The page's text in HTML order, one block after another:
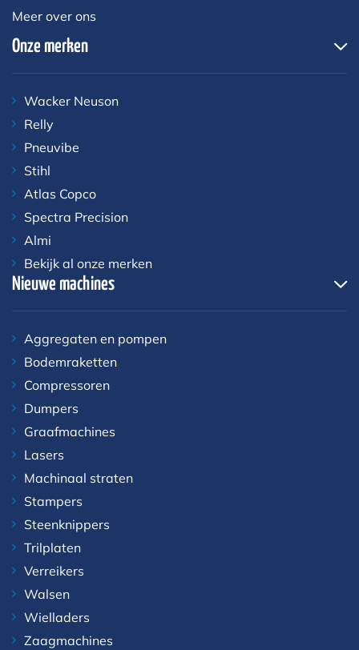
Meer over ons
Onze merken
Wacker Neuson
Relly
Pneuvibe
Stihl
Atlas Copco
Spectra Precision
Almi
Bekijk al onze merken
Nieuwe machines
Aggregaten en pompen
Bodemraketten
Compressoren
Dumpers
Graafmachines
Lasers
Machinaal straten
Stampers
Steenknippers
Trilplaten
Verreikers
Walsen
Wielladers
Zaagmachines